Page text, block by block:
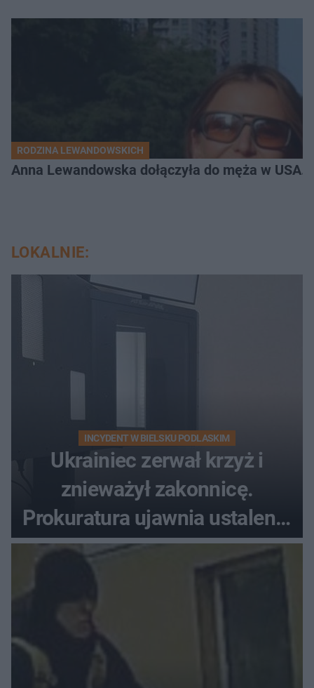
RODZINA LEWANDOWSKICH
Anna Lewandowska dołączyła do męża w
LOKALNIE:
INCYDENT W BIELSKU PODLASKIM
Ukrainiec zerwał krzyż i
znieważył zakonnicę.
Prokuratura ujawnia ustalenia
w sprawie 26-latka